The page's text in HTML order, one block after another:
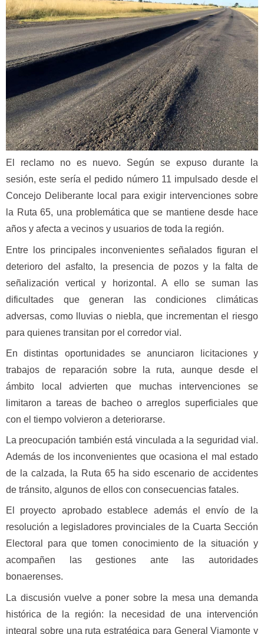
El reclamo no es nuevo. Según se expuso durante la
sesión, este sería el pedido número 11 impulsado desde el
Concejo Deliberante local para exigir intervenciones sobre
la Ruta 65, una problemática que se mantiene desde hace
años y afecta a vecinos y usuarios de toda la región.
Entre los principales inconvenientes señalados figuran el
deterioro del asfalto, la presencia de pozos y la falta de
señalización vertical y horizontal. A ello se suman las
dificultades que generan las condiciones climáticas
adversas, como lluvias o niebla, que incrementan el riesgo
para quienes transitan por el corredor vial.
En distintas oportunidades se anunciaron licitaciones y
trabajos de reparación sobre la ruta, aunque desde el
ámbito local advierten que muchas intervenciones se
limitaron a tareas de bacheo o arreglos superficiales que
con el tiempo volvieron a deteriorarse.
La preocupación también está vinculada a la seguridad vial.
Además de los inconvenientes que ocasiona el mal estado
de la calzada, la Ruta 65 ha sido escenario de accidentes
de tránsito, algunos de ellos con consecuencias fatales.
El proyecto aprobado establece además el envío de la
resolución a legisladores provinciales de la Cuarta Sección
Electoral para que tomen conocimiento de la situación y
acompañen las gestiones ante las autoridades
bonaerenses.
La discusión vuelve a poner sobre la mesa una demanda
histórica de la región: la necesidad de una intervención
integral sobre una ruta estratégica para General Viamonte y